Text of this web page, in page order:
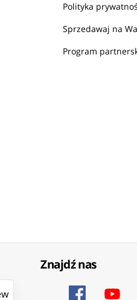
Polityka
Sprzedawaj na
Program
Znajdź nas